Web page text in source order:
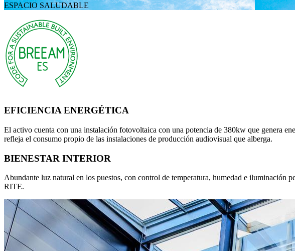
ESPACIO SALUDABLE
EFICIENCIA ENERGÉTICA
El activo cuenta con una instalación fotovoltaica con una potencia de 380kw que genera
refleja el consumo propio de las instalaciones de producción audiovisual que alberga.
BIENESTAR INTERIOR
Abundante luz natural en los puestos, con control de temperatura, humedad e iluminación
RITE.